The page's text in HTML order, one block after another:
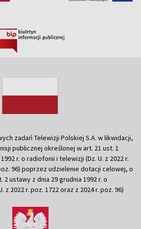
zadań Telewizji Polskiej S.A. w likwidacji,
publicznej określonej w art. 21 ust. 1
r. o radiofonii i telewizji (Dz. U. z 2022 r.
96) poprzez udzielenie dotacji celowej, o
ustawy z dnia 29 grudnia 1992 r. o
z 2022 r. poz. 1722 oraz z 2024 r. poz. 96)